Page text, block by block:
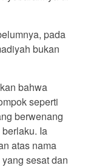
pada
bukan
bahwa
seperti
berwenang
Ia
atas nama
sesat dan